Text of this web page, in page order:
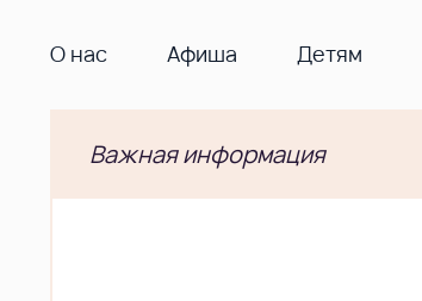
О нас Афиша Детям
Важная информация